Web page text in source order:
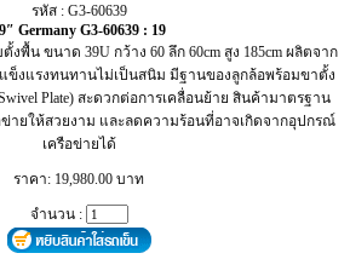
รหัส : G3-60639
Germany G3-60639 : 19
พื้น ขนาด 39U กว้าง 60 ลึก 60cm สูง 185cm ผลิตจาก
แข็งแรงทนทานไม่เป็นสนิม มีฐานของลูกล้อพร้อมขาตั้ง
Plate) สะดวกต่อการเคลื่อนย้าย สินค้ามาตรฐาน
ายให้สวยงาม และลดความร้อนที่อาจเกิดจากอุปกรณ์
เครือข่ายได้
ราคา: 19,980.00 บาท
จำนวน :